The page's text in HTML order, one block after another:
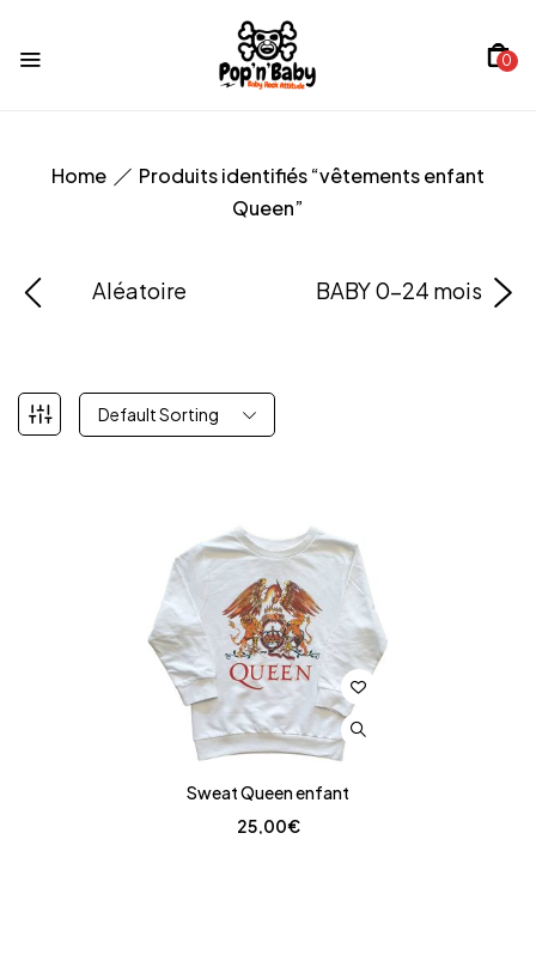
0
Home
Produits identifiés “vêtements enfant
Queen”
Aléatoire BABY 0-24 mois
Default Sorting
Sweat Queen enfant
25,00€